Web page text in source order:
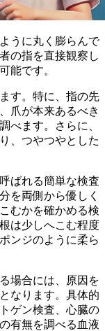
うに丸く膨らんで
の指を直接観察し
能です。
す。特に、指の先
爪が本来あるべき
べます。さらに、
、つやつやとした
ばれる簡単な検査
を両側から優しく
むかを確かめる検
は少しへこむ程度
ンジのように柔ら
場合には、原因を
なります。 具体的
ゲン検査、心臓の
有無を調べる血液